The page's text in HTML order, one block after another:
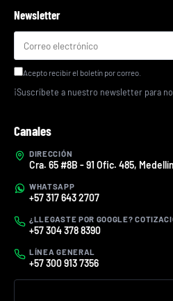
Newsletter
Acepto recibir el boletín por correo.
¡Suscríbete a nuestro newsletter para
Canales
DIRECCIÓN
Cra. 65 #8B - 91 Ofic. 485,
WHATSAPP
+57 317 643 2707
¿LLEGASTE POR GOOGLE?
+57 304 378 8390
LÍNEA GENERAL
+57 300 913 7356